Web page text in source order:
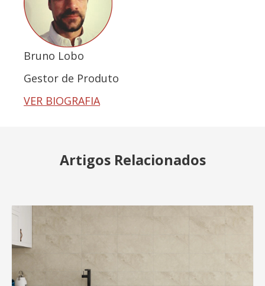
Bruno Lobo
Gestor de Produto
VER BIOGRAFIA
Artigos Relacionados